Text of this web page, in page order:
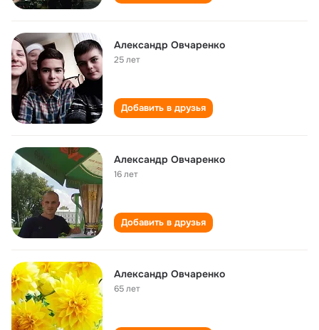
Александр Овчаренко
25 лет
Добавить в друзья
Александр Овчаренко
16 лет
Добавить в друзья
Александр Овчаренко
65 лет